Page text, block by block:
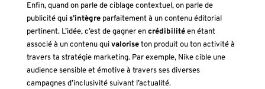
Enfin, quand on parle de ciblage contextuel, on parle de
publicité quis’intègre parfaitement à un contenu éditorial
pertinent. L’idée, c’est de gagner encrédibilitéen étant
associé à un contenu quivaloriseton produit ou ton activité à
travers ta stratégie marketing. Par exemple, Nike cible une
audience sensible et émotive à travers ses diverses
campagnes d’inclusivité suivant l’actualité.